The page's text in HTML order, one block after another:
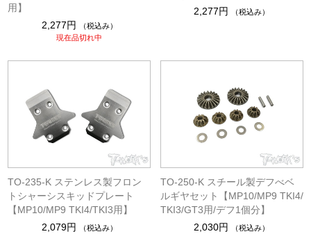
用】
2,277円
（税込み）
現在品切れ中
2,277円
（税込み）
TO-235-K ステンレス製フロン
トシャーシスキッドプレート
【MP10/MP9 TKI4/TKI3用】
2,079円
（税込み）
TO-250-K スチール製デフべベ
ルギヤセット【MP10/MP9 TKI4/
TKI3/GT3用/デフ1個分】
2,030円
（税込み）